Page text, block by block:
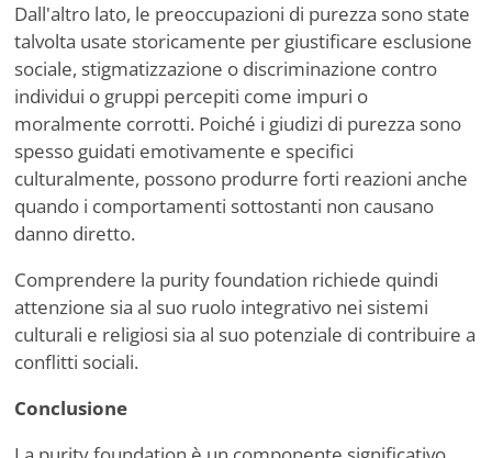
Dall'altro lato, le preoccupazioni di purezza sono state
talvolta usate storicamente per giustificare esclusione
sociale, stigmatizzazione o discriminazione contro
individui o gruppi percepiti come impuri o
moralmente corrotti. Poiché i giudizi di purezza sono
spesso guidati emotivamente e specifici
culturalmente, possono produrre forti reazioni anche
quando i comportamenti sottostanti non causano
danno diretto.
Comprendere la purity foundation richiede quindi
attenzione sia al suo ruolo integrativo nei sistemi
culturali e religiosi sia al suo potenziale di contribuire a
conflitti sociali.
Conclusione